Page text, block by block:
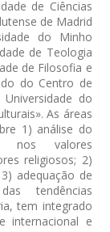
de Ciências
de Madrid
do Minho
de Teologia
de Filosofia e
do Centro de
do
As áreas
1) análise do
nos valores
religiosos; 2)
adequação de
tendências
tem integrado
internacional e